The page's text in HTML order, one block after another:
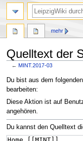
Quelltext der
←MINT.2017-03
Zur
Navigation
springen
Zur
Suche
springen
Du bist aus dem
bearbeiten:
Diese Aktion ist auf
angehören.
Du kannst den Quelltext
mehr